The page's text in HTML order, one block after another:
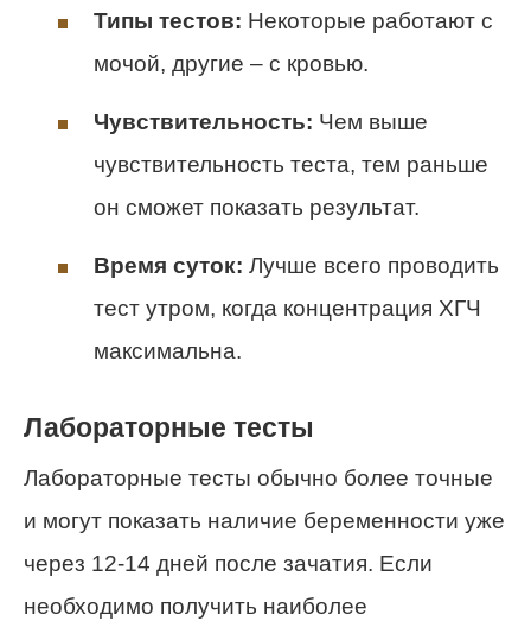
Типы тестов: Некоторые работают с
мочой, другие – с кровью.
Чувствительность: Чем выше
чувствительность теста, тем раньше
он сможет показать результат.
Время суток: Лучше всего проводить
тест утром, когда концентрация ХГЧ
максимальна.
Лабораторные тесты
Лабораторные тесты обычно более точные
и могут показать наличие беременности уже
через 12-14 дней после зачатия. Если
необходимо получить наиболее